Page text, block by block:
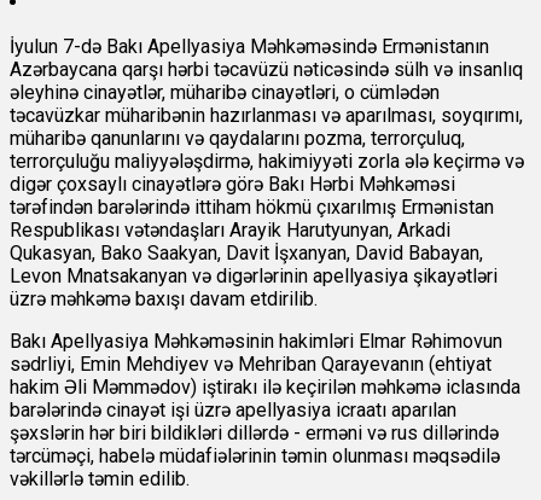
İyulun 7-də Bakı Apellyasiya Məhkəməsində Ermənistanın
Azərbaycana qarşı hərbi təcavüzü nəticəsində sülh və insanlıq
əleyhinə cinayətlər, müharibə cinayətləri, o cümlədən
təcavüzkar müharibənin hazırlanması və aparılması, soyqırımı,
müharibə qanunlarını və qaydalarını pozma, terrorçuluq,
terrorçuluğu maliyyələşdirmə, hakimiyyəti zorla ələ keçirmə və
digər çoxsaylı cinayətlərə görə Bakı Hərbi Məhkəməsi
tərəfindən barələrində ittiham hökmü çıxarılmış Ermənistan
Respublikası vətəndaşları Arayik Harutyunyan, Arkadi
Qukasyan, Bako Saakyan, Davit İşxanyan, David Babayan,
Levon Mnatsakanyan və digərlərinin apellyasiya şikayətləri
üzrə məhkəmə baxışı davam etdirilib.
Bakı Apellyasiya Məhkəməsinin hakimləri Elmar Rəhimovun
sədrliyi, Emin Mehdiyev və Mehriban Qarayevanın (ehtiyat
hakim Əli Məmmədov) iştirakı ilə keçirilən məhkəmə iclasında
barələrində cinayət işi üzrə apellyasiya icraatı aparılan
şəxslərin hər biri bildikləri dillərdə - erməni və rus dillərində
tərcüməçi, habelə müdafiələrinin təmin olunması məqsədilə
vəkillərlə təmin edilib.